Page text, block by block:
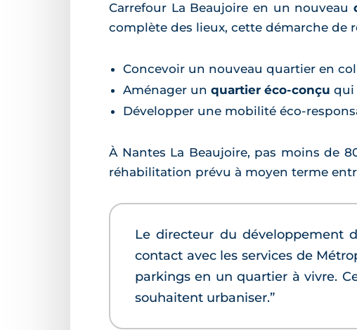
Carrefour La Beaujoire en un nouveau
complète des lieux, cette démarche de
Concevoir un nouveau quartier en
Aménager un quartier éco-conçu qui
Développer une mobilité éco-
À Nantes La Beaujoire, pas moins de
réhabilitation prévu à moyen terme
Le directeur du développement
contact avec les services de
parkings en un quartier à vivre.
souhaitent urbaniser.”